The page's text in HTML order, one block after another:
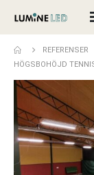
REFERENSER
HÖGSBOHÖJD